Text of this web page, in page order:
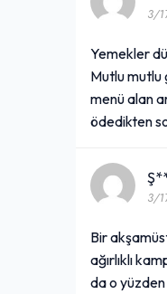
3/
Yemekler
Mutlu mutlu
menü alan
ödedikten
3/
Bir
ağırlıklı
da o